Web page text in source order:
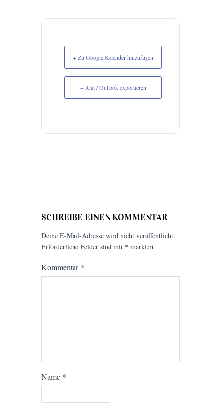
+ Zu Google Kalender hinzufügen
+ iCal / Outlook exportieren
SCHREIBE EINEN KOMMENTAR
Deine E-Mail-Adresse wird nicht veröffentlicht.
Erforderliche Felder sind mit * markiert
Kommentar*
Name *